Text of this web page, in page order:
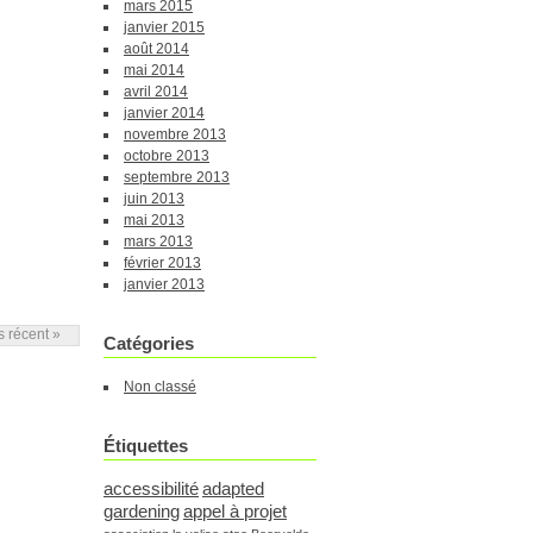
récent »
mars 2015
janvier 2015
août 2014
mai 2014
avril 2014
janvier 2014
novembre 2013
octobre 2013
septembre 2013
juin 2013
mai 2013
mars 2013
février 2013
janvier 2013
Catégories
Non classé
Étiquettes
accessibilitéadapted
gardeningappel à projet